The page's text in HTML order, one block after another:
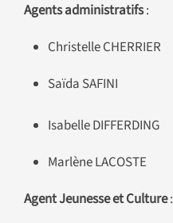
Agents administratifs:
Christelle CHERRIER
Saïda SAFINI
Isabelle DIFFERDING
Marlène LACOSTE
Agent Jeunesse et Culture: